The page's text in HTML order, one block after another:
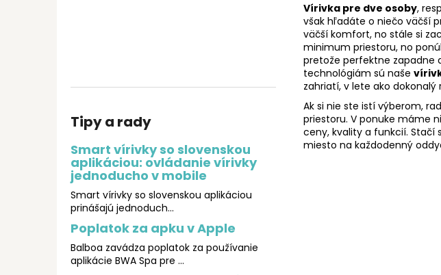
Tipy a rady
Smart vírivky so slovenskou
aplikáciou: ovládanie vírivky
jednoducho v mobile
Smart vírivky so slovenskou aplikáciou
prinášajú jednoduch...
Poplatok za apku v Apple
Balboa zavádza poplatok za používanie
aplikácie BWA Spa pre ...
Vírivka pre dve osoby,
však hľadáte o niečo väčší
väčší komfort, no stále si
minimum priestoru, no
pretože perfektne zapadne
technológiám sú naše
zahriatí, v lete ako
Ak si nie ste istí výberom,
priestoru. V ponuke máme
ceny, kvality a funkcií.
miesto na každodenný